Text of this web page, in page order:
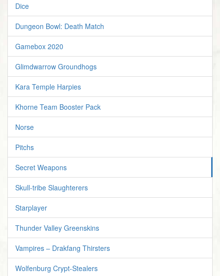
Dice
Dungeon Bowl: Death Match
Gamebox 2020
Glimdwarrow Groundhogs
Kara Temple Harpies
Khorne Team Booster Pack
Norse
Pitchs
Secret Weapons
Skull-tribe Slaughterers
Starplayer
Thunder Valley Greenskins
Vampires – Drakfang Thirsters
Wolfenburg Crypt-Stealers